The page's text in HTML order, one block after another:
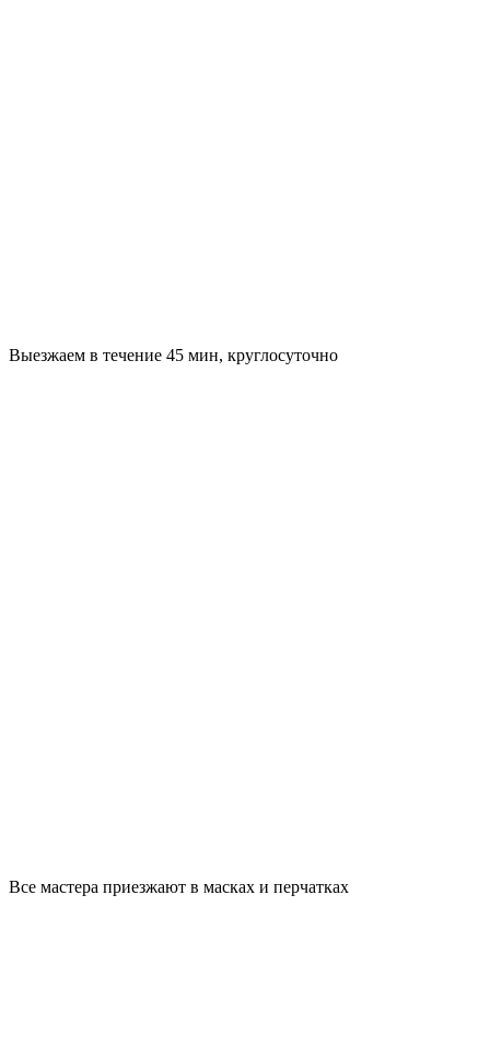
Выезжаем в течение 45 мин, круглосуточно
Все мастера приезжают в масках и перчатках